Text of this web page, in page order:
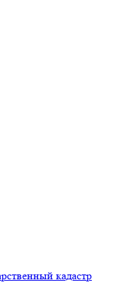
кадастр